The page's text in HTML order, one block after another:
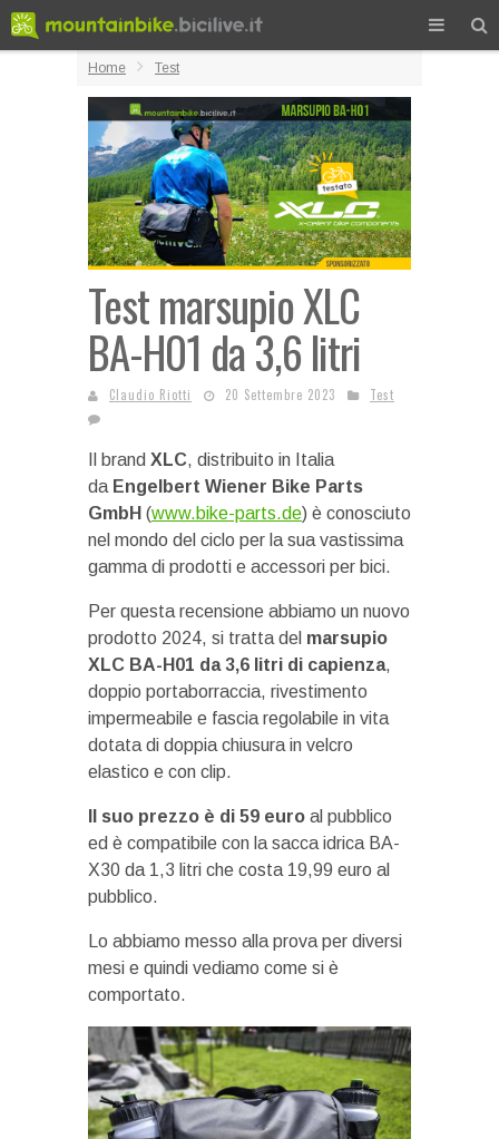
Home Test
Test marsupio XLC
BA-H01 da 3,6 litri
Claudio Riotti 20 Settembre 2023 Test
Il brand XLC, distribuito in Italia
da Engelbert Wiener Bike Parts
GmbH (www.bike-parts.de) è conosciuto
nel mondo del ciclo per la sua vastissima
gamma di prodotti e accessori per bici.
Per questa recensione abbiamo un nuovo
prodotto 2024, si tratta del marsupio
XLC BA-H01 da 3,6 litri di capienza,
doppio portaborraccia, rivestimento
impermeabile e fascia regolabile in vita
dotata di doppia chiusura in velcro
elastico e con clip.
Il suo prezzo è di 59 euro al pubblico
ed è compatibile con la sacca idrica BA-
X30 da 1,3 litri che costa 19,99 euro al
pubblico.
Lo abbiamo messo alla prova per diversi
mesi e quindi vediamo come si è
comportato.